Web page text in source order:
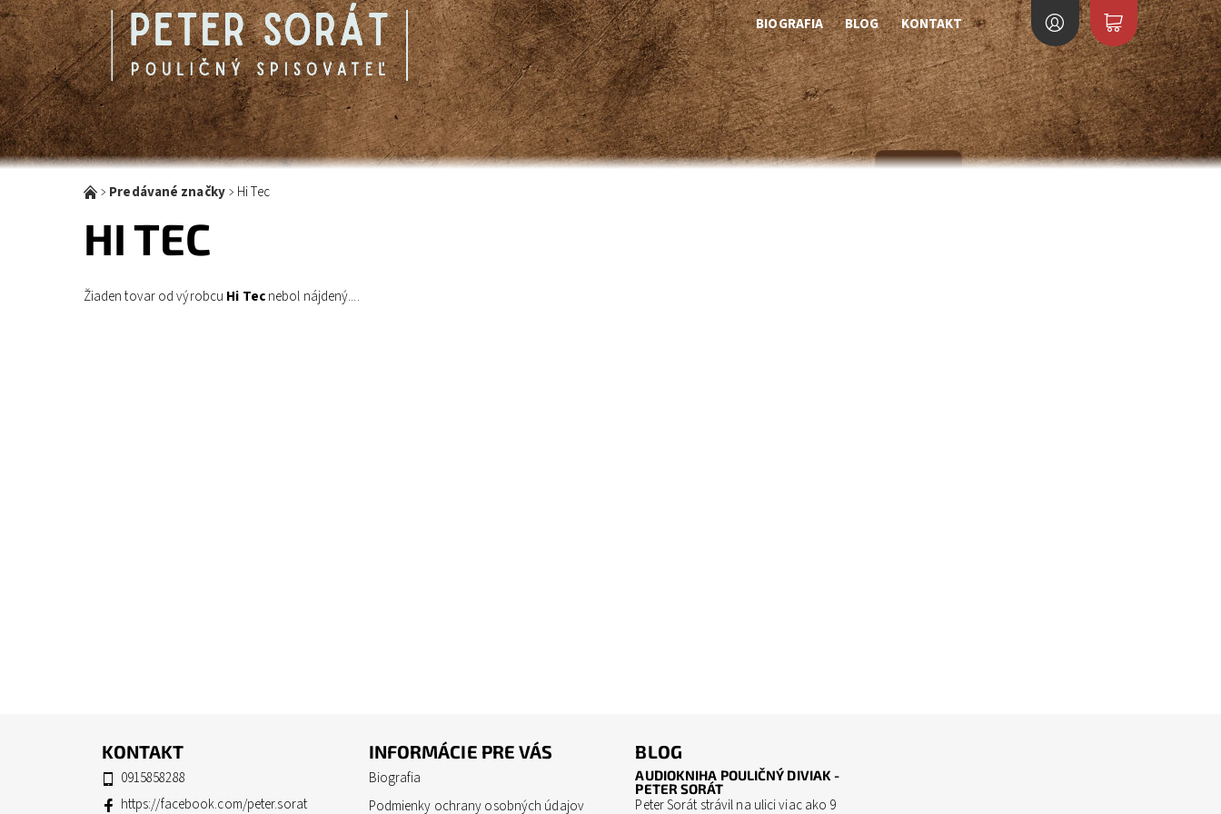
BIOGRAFIA BLOG KONTAKT
Predávané značky Hi Tec
HI TEC
Žiaden tovar od výrobcu Hi Tecnebol nájdený....
KONTAKT
0915858288
https://facebook.com/peter.sorat
INFORMÁCIE PRE VÁS
Biografia
Podmienky ochrany osobných údajov
BLOG
AUDIOKNIHA POULIČNÝ DIVIAK -
PETER SORÁT
Peter Sorát strávil na ulici viac ako 9